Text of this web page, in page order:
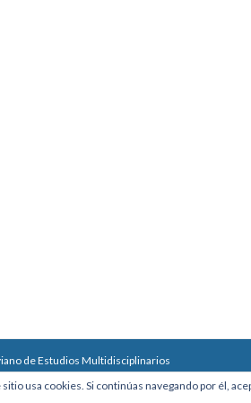
de Estudios Multidisciplinarios
Pinilla # 2588 esq. Av. Arce, Edificio Arcadia,
2431818 - Celular: +591 73027636
usa cookies. Si continúas navegando por él,